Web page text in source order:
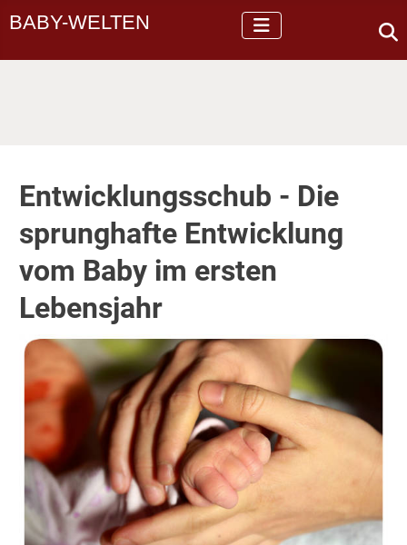
BABY-WELTEN
Entwicklungsschub - Die
sprunghafte Entwicklung
vom Baby im ersten
Lebensjahr